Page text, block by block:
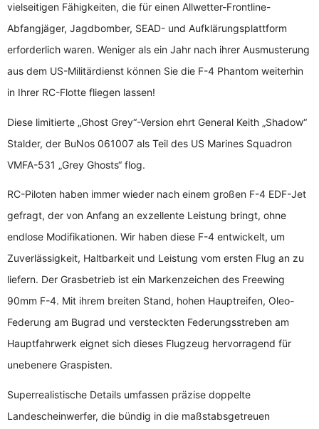
vielseitigen Fähigkeiten, die für einen Allwetter-Frontline-
Abfangjäger, Jagdbomber, SEAD- und Aufklärungsplattform
erforderlich waren. Weniger als ein Jahr nach ihrer Ausmusterung
aus dem US-Militärdienst können Sie die F-4 Phantom weiterhin
in Ihrer RC-Flotte fliegen lassen!
Diese limitierte „Ghost Grey“-Version ehrt General Keith „Shadow“
Stalder, der BuNos 061007 als Teil des US Marines Squadron
VMFA-531 „Grey Ghosts“ flog.
RC-Piloten haben immer wieder nach einem großen F-4 EDF-Jet
gefragt, der von Anfang an exzellente Leistung bringt, ohne
endlose Modifikationen. Wir haben diese F-4 entwickelt, um
Zuverlässigkeit, Haltbarkeit und Leistung vom ersten Flug an zu
liefern. Der Grasbetrieb ist ein Markenzeichen des Freewing
90mm F-4. Mit ihrem breiten Stand, hohen Hauptreifen, Oleo-
Federung am Bugrad und versteckten Federungsstreben am
Hauptfahrwerk eignet sich dieses Flugzeug hervorragend für
unebenere Graspisten.
Superrealistische Details umfassen präzise doppelte
Landescheinwerfer, die bündig in die maßstabsgetreuen